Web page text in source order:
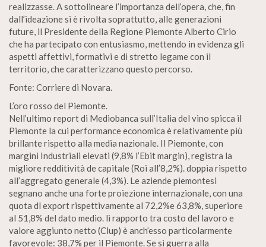
realizzasse. A sottolineare l’importanza dell’opera, che, fin
dall’ideazione si è rivolta soprattutto, alle generazioni
future, il Presidente della Regione Piemonte Alberto Cirio
che ha partecipato con entusiasmo, mettendo in evidenza gli
aspetti affettivi, formativi e di stretto legame con il
territorio, che caratterizzano questo percorso.
Fonte: Corriere di Novara.
L’oro rosso del Piemonte.
Nell’ultimo report di Mediobanca sull’Italia del vino spicca il
Piemonte la cui performance economica è relativamente più
brillante rispetto alla media nazionale. Il Piemonte, con
margini Industriali elevati (9,8% l’Ebit margin), registra la
migliore redditività de capitale (Roi all’8,2%). doppia rispetto
all’aggregato generale (4,3%). Le aziende piemontesi
segnano anche una forte proiezione internazionale, con una
quota dl export rispettivamente al 72,2%e 63,8%, superiore
al 51,8% del dato medio. li rapporto tra costo del lavoro e
valore aggiunto netto (Clup) è anch’esso particolarmente
favorevole: 38,7% per il Piemonte. Se si guerra alla